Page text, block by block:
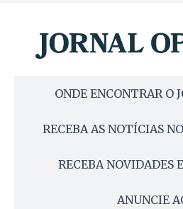
ONDE ENCONTRAR O
RECEBA AS NOTÍCIAS
RECEBA NOVIDADES
ANUNCIE